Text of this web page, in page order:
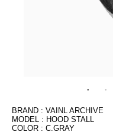
BRAND : VAINL ARCHIVE
MODEL : HOOD STALL
COLOR : C.GRAY